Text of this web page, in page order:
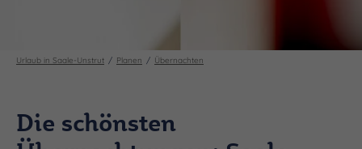
Urlaub in Saale-Unstrut Planen Übernachten
Die schönsten